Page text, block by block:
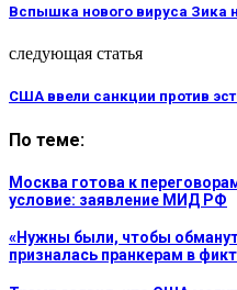
Вспышка нового вируса Зика
следующая статья
США ввели санкции против
По теме:
Москва готова к
условие: заявление МИД РФ
«Нужны были, чтобы
призналась пранкерам в